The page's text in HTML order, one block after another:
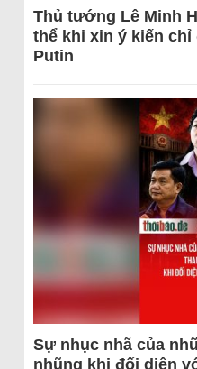
Thủ tướng Lê Minh
thể khi xin ý kiến
Putin
Sự nhục nhã của
nhũng khi đối diện